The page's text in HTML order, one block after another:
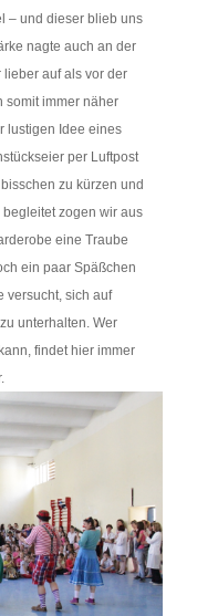
– und dieser blieb uns
nagte auch an der
lieber auf als vor der
somit immer näher
lustigen Idee eines
per Luftpost
zu kürzen und
zogen wir aus
eine Traube
ein paar Späßchen
versucht, sich auf
unterhalten. Wer
findet hier immer